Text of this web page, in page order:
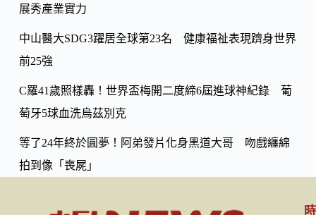
展秀產業實力
中山醫大SDG3躍居全球第23名 健康福祉表現躋身世界
前25強
C羅41歲照樣轟！世界盃梅開二度締6屆進球神紀錄 葡
萄牙5球血洗烏茲別克
等了24年終於圓夢！阿弟發片化身黑道大哥 吻戲纏綿
拍到像「喪屍」
時